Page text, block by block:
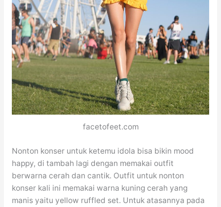
facetofeet.com
Nonton konser untuk ketemu idola bisa bikin mood
happy, di tambah lagi dengan memakai outfit
berwarna cerah dan cantik. Outfit untuk nonton
konser kali ini memakai warna kuning cerah yang
manis yaitu yellow ruffled set. Untuk atasannya pada